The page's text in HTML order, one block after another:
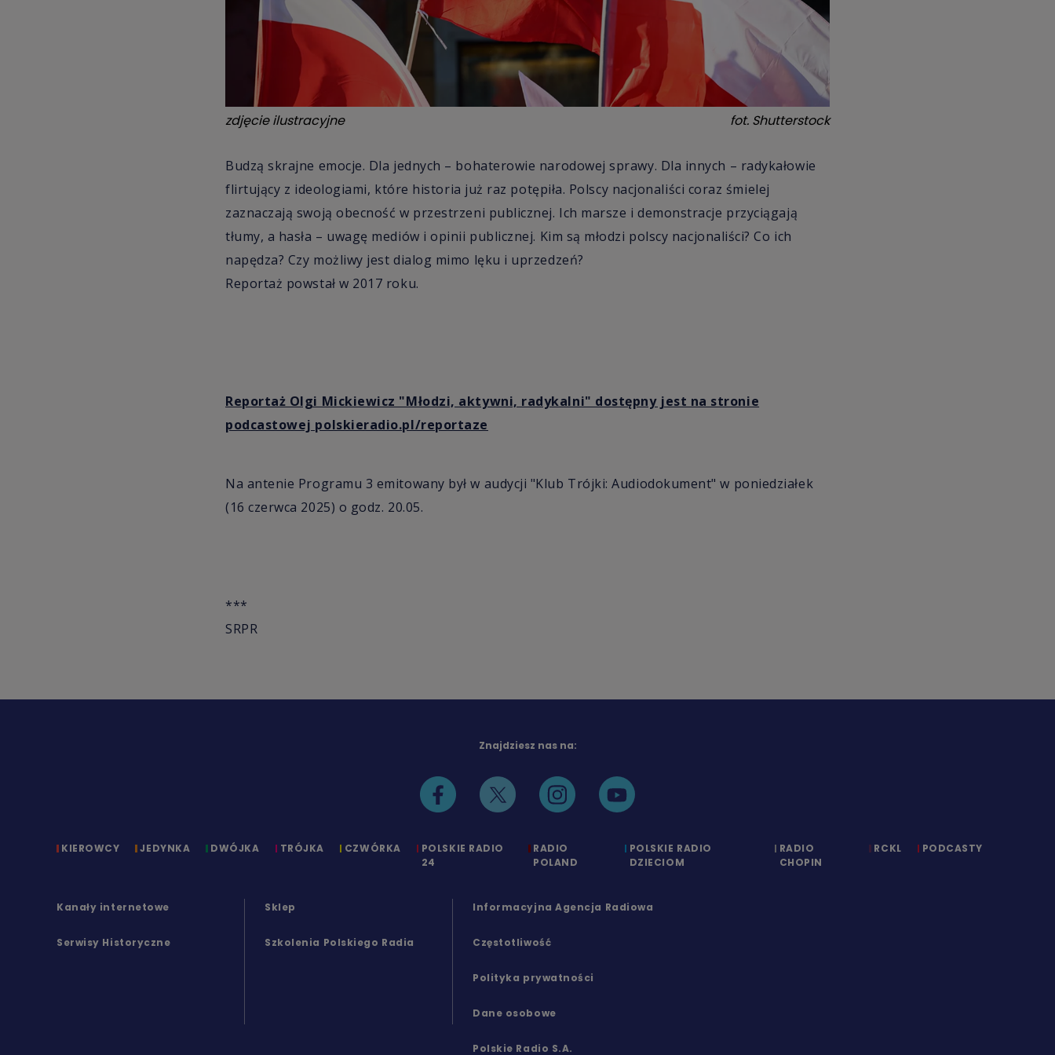
zdjęcie ilustracyjne fot. Shutterstock
Budzą skrajne emocje. Dla jednych – bohaterowie narodowej sprawy. Dla innych – radykałowie
flirtujący z ideologiami, które historia już raz potępiła. Polscy nacjonaliści coraz śmielej
zaznaczają swoją obecność w przestrzeni publicznej. Ich marsze i demonstracje przyciągają
tłumy, a hasła – uwagę mediów i opinii publicznej. Kim są młodzi polscy nacjonaliści? Co ich
napędza? Czy możliwy jest dialog mimo lęku i uprzedzeń?
Reportaż powstał w 2017 roku.
Reportaż Olgi Mickiewicz "Młodzi, aktywni, radykalni" dostępny jest na stronie
podcastowej polskieradio.pl/reportaze
Na antenie Programu 3 emitowany był w audycji "Klub Trójki: Audiodokument" w poniedziałek
(16 czerwca 2025) o godz. 20.05.
***
SRPR
Znajdziesz nas na:
KIEROWCY JEDYNKA DWÓJKA TRÓJKA CZWÓRKA
POLSKIE RADIO
24
RADIO
POLAND
POLSKIE RADIO
DZIECIOM
RADIO
CHOPIN
RCKL PODCASTY
Kanały internetowe
Serwisy Historyczne
Sklep
Szkolenia Polskiego Radia
Informacyjna Agencja Radiowa
Częstotliwość
Polityka prywatności
Dane osobowe
Polskie Radio S.A.